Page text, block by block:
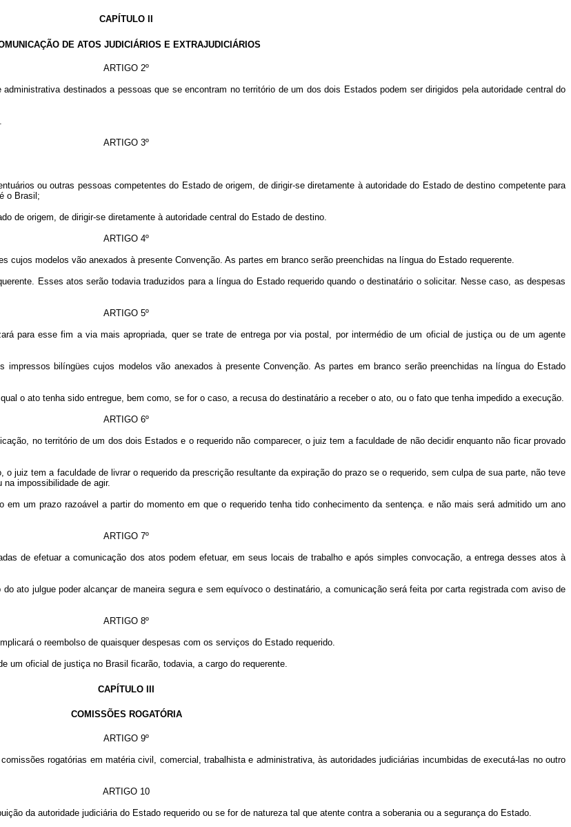
CAPÍTULO II
DE ATOS JUDICIÁRIOS E EXTRAJUDICIÁRIOS
ARTIGO 2º
destinados a pessoas que se encontram no território de um dos dois Estados podem ser dirigidos pela autoridade central do
ARTIGO 3º
ou outras pessoas competentes do Estado de origem, de dirigir-se diretamente à autoridade do Estado de destino competente para
o Brasil;
de origem, de dirigir-se diretamente à autoridade central do Estado de destino.
ARTIGO 4º
modelos vão anexados à presente Convenção. As partes em branco serão preenchidas na língua do Estado requerente.
Esses atos serão todavia traduzidos para a língua do Estado requerido quando o destinatário o solicitar. Nesse caso, as despesas
ARTIGO 5º
para esse fim a via mais apropriada, quer se trate de entrega por via postal, por intermédio de um oficial de justiça ou de um agente
bilíngües cujos modelos vão anexados à presente Convenção. As partes em branco serão preenchidas na língua do Estado
o ato tenha sido entregue, bem como, se for o caso, a recusa do destinatário a receber o ato, ou o fato que tenha impedido a execução.
ARTIGO 6º
no território de um dos dois Estados e o requerido não comparecer, o juiz tem a faculdade de não decidir enquanto não ficar provado
juiz tem a faculdade de livrar o requerido da prescrição resultante da expiração do prazo se o requerido, sem culpa de sua parte, não teve
impossibilidade de agir.
um prazo razoável a partir do momento em que o requerido tenha tido conhecimento da sentença. e não mais será admitido um ano
ARTIGO 7º
de efetuar a comunicação dos atos podem efetuar, em seus locais de trabalho e após simples convocação, a entrega desses atos à
ato julgue poder alcançar de maneira segura e sem equívoco o destinatário, a comunicação será feita por carta registrada com aviso de
ARTIGO 8º
o reembolso de quaisquer despesas com os serviços do Estado requerido.
oficial de justiça no Brasil ficarão, todavia, a cargo do requerente.
CAPÍTULO III
COMISSÕES ROGATÓRIA
ARTIGO 9º
rogatórias em matéria civil, comercial, trabalhista e administrativa, às autoridades judiciárias incumbidas de executá-las no outro
ARTIGO 10
da autoridade judiciária do Estado requerido ou se for de natureza tal que atente contra a soberania ou a segurança do Estado.